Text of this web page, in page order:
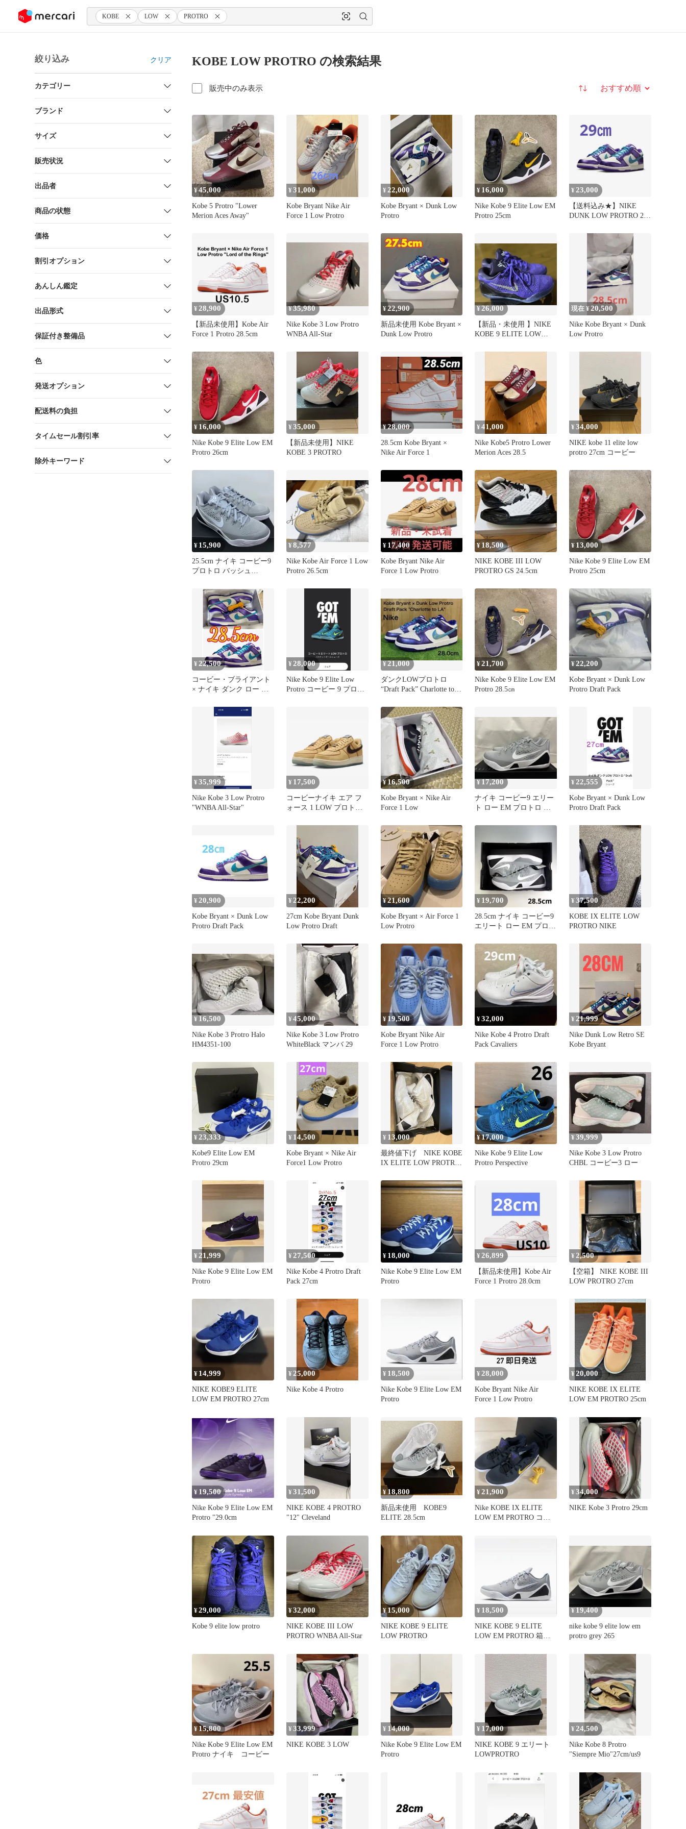
ツにスキップ KOBE LOW PROTRO
絞り込み クリア
カテゴリー
ブランド
サイズ
販売状況
出品者
商品の状態
価格
割引オプション
あんしん鑑定
出品形式
保証付き整備品
色
発送オプション
配送料の負担
タイムセール割引率
除外キーワード
KOBE LOW PROTRO の検索結果
販売中のみ表示 並び替え
¥45,000
Kobe 5 Protro "Lower
Merion Aces Away"
¥31,000
Kobe Bryant Nike Air
Force 1 Low Protro
¥ 22,000
Kobe Bryant × Dunk Low
Protro
¥ 16,000
Nike Kobe 9 Elite Low EM
Protro 25cm
¥ 23,000
【送料込み★】NIKE
DUNK LOW PROTRO 29
¥ 28,900
【新品未使用】Kobe Air
Force 1 Protro 28.5cm
¥35,980
Nike Kobe 3 Low Protro
WNBA All-Star
¥22,900
新品未使用 Kobe Bryant ×
Dunk Low Protro
¥ 26,000
【新品・未使用 】NIKE
KOBE 9 ELITE LOW
現在 ¥20,500
Nike Kobe Bryant × Dunk
Low Protro
¥ 16,000
Nike Kobe 9 Elite Low EM
Protro 26cm
¥35,000
【新品未使用】NIKE
KOBE 3 PROTRO
¥28,000
28.5cm Kobe Bryant ×
Nike Air Force 1
¥41,000
Nike Kobe5 Protro Lower
Merion Aces 28.5
¥34,000
NIKE kobe 11 elite low
protro 27cm コービー
¥ 15,900
25.5cm ナイキ コービー9
プロトロ バッシュ
¥8,577
Nike Kobe Air Force 1 Low
Protro 26.5cm
¥ 17,400
Kobe Bryant Nike Air
Force 1 Low Protro
¥ 18,500
NIKE KOBE III LOW
PROTRO GS 24.5cm
¥ 13,000
Nike Kobe 9 Elite Low EM
Protro 25cm
¥ 22,500
コービー・ブライアント
× ナイキ ダンク ロー プ
¥ 28,000
Nike Kobe 9 Elite Low
Protro コービー 9 プロト
¥ 21,000
ダンクLOWプロトロ
“Draft Pack” Charlotte to
¥21,700
Nike Kobe 9 Elite Low EM
Protro 28.5㎝
¥22,200
Kobe Bryant × Dunk Low
Protro Draft Pack
¥35,999
Nike Kobe 3 Low Protro
"WNBA All-Star"
¥ 17,500
コービーナイキ エア フ
ォース 1 LOW プロトロ
¥ 16,500
Kobe Bryant × Nike Air
Force 1 Low
¥ 17,200
ナイキ コービー9 エリー
ト ロー EM プロトロ グ
¥ 22,555
Kobe Bryant × Dunk Low
Protro Draft Pack
¥ 20,900
Kobe Bryant × Dunk Low
Protro Draft Pack
¥ 22,200
27cm Kobe Bryant Dunk
Low Protro Draft
¥21,600
Kobe Bryant × Air Force 1
Low Protro
¥ 19,700
28.5cm ナイキ コービー9
エリート ロー EM プロト
¥37,500
KOBE IX ELITE LOW
PROTRO NIKE
¥ 16,500
Nike Kobe 3 Protro Halo
HM4351-100
¥45,000
Nike Kobe 3 Low Protro
WhiteBlack マンバ 29
¥ 19,500
Kobe Bryant Nike Air
Force 1 Low Protro
¥32,000
Nike Kobe 4 Protro Draft
Pack Cavaliers
¥ 21,999
Nike Dunk Low Retro SE
Kobe Bryant
¥23,333
Kobe9 Elite Low EM
Protro 29cm
¥ 14,500
Kobe Bryant × Nike Air
Force1 Low Protro
¥ 13,000
最終値下げ NIKE KOBE
IX ELITE LOW PROTRO
¥17,000
Nike Kobe 9 Elite Low
Protro Perspective
¥39,999
Nike Kobe 3 Low Protro
CHBL コービー3 ロー
¥ 21,999
Nike Kobe 9 Elite Low EM
Protro
¥ 27,500
Nike Kobe 4 Protro Draft
Pack 27cm
¥ 18,000
Nike Kobe 9 Elite Low EM
Protro
¥26,899
【新品未使用】Kobe Air
Force 1 Protro 28.0cm
¥ 2,500
【空箱】 NIKE KOBE III
LOW PROTRO 27cm
¥ 14,999
NIKE KOBE9 ELITE
LOW EM PROTRO 27cm
¥25,000
Nike Kobe 4 Protro
¥ 18,500
Nike Kobe 9 Elite Low EM
Protro
¥28,000
Kobe Bryant Nike Air
Force 1 Low Protro
¥20,000
NIKE KOBE IX ELITE
LOW EM PROTRO 25cm
¥ 19,500
Nike Kobe 9 Elite Low EM
Protro "29.0cm
¥31,500
NIKE KOBE 4 PROTRO
"12" Cleveland
¥18,800
新品未使用 KOBE9
ELITE 28.5cm
¥21,900
Nike KOBE IX ELITE
LOW EM PROTRO コー
¥34,000
NIKE Kobe 3 Protro 29cm
¥29,000
Kobe 9 elite low protro
¥32,000
NIKE KOBE III LOW
PROTRO WNBA All-Star
¥ 15,000
NIKE KOBE 9 ELITE
LOW PROTRO
¥ 18,500
NIKE KOBE 9 ELITE
LOW EM PROTRO 箱あ
¥ 19,400
nike kobe 9 elite low em
protro grey 265
¥15,800
Nike Kobe 9 Elite Low EM
Protro ナイキ コービー
¥33,999
NIKE KOBE 3 LOW
¥ 14,000
Nike Kobe 9 Elite Low EM
Protro
¥ 17,000
NIKE KOBE 9 エリート
LOWPROTRO
¥24,500
Nike Kobe 8 Protro
"Siempre Mio"27cm/us9